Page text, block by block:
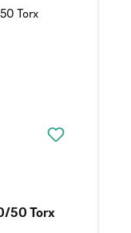
50 Torx